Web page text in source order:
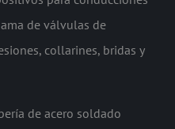
de válvulas de
collarines, bridas y
de acero soldado